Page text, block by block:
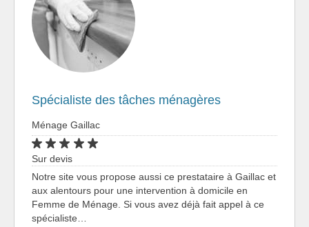
Spécialiste des tâches ménagères
Ménage Gaillac
Sur devis
Notre site vous propose aussi ce prestataire à Gaillac et
aux alentours pour une intervention à domicile en
Femme de Ménage. Si vous avez déjà fait appel à ce
spécialiste…